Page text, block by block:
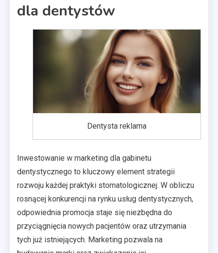
dla dentystów
Dentysta reklama
Inwestowanie w marketing dla gabinetu
dentystycznego to kluczowy element strategii
rozwoju każdej praktyki stomatologicznej. W obliczu
rosnącej konkurencji na rynku usług dentystycznych,
odpowiednia promocja staje się niezbędna do
przyciągnięcia nowych pacjentów oraz utrzymania
tych już istniejących. Marketing pozwala na